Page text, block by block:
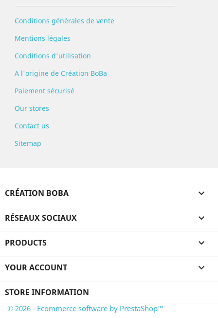
Conditions générales de vente
Mentions légales
Conditions d'utilisation
A l'origine de Création BoBa
Paiement sécurisé
Our stores
Contact us
Sitemap
CRÉATION BOBA 
RÉSEAUX SOCIAUX 
PRODUCTS 
YOUR ACCOUNT 
STORE INFORMATION
© 2026 - Ecommerce software by PrestaShop™